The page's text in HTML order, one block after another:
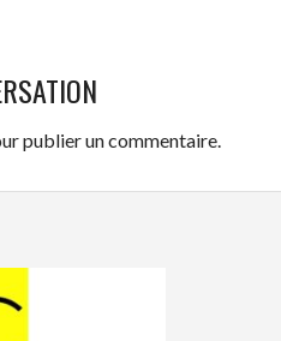
publier un commentaire.